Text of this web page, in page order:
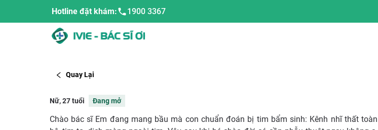
Hotline đặt khám: 1900 3367
Quay Lại
Nữ, 27 tuổi Đang mở
Chào bác sĩ Em đang mang bầu mà con chuẩn đoán bị tim bẩm sinh: Kênh nhĩ thất toàn